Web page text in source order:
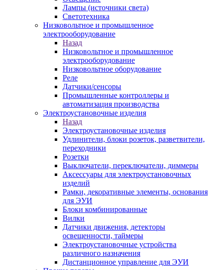
Лампы (источники света)
Светотехника
Низковольтное и промышленное
электрооборудование
Назад
Низковольтное и промышленное
электрооборудование
Низковольтное оборудование
Реле
Датчики/сенсоры
Промышленные контроллеры и
автоматизация производства
Электроустановочные изделия
Назад
Электроустановочные изделия
Удлинители, блоки розеток, разветвители,
переходники
Розетки
Выключатели, переключатели, диммеры
Аксессуары для электроустановочных
изделий
Рамки, декоративные элементы, основания
для ЭУИ
Блоки комбинированные
Вилки
Датчики движения, детекторы
освещенности, таймеры
Электроустановочные устройства
различного назначения
Дистанционное управление для ЭУИ